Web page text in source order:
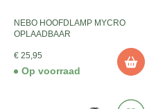
NEBO HOOFDLAMP MYCRO
OPLAADBAAR
€ 25,95
Op voorraad